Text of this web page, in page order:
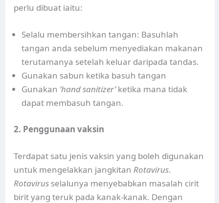
perlu dibuat iaitu:
Selalu membersihkan tangan: Basuhlah
tangan anda sebelum menyediakan makanan
terutamanya setelah keluar daripada tandas.
Gunakan sabun ketika basuh tangan
Gunakan ‘hand sanitizer’ketika mana tidak
dapat membasuh tangan.
2. Penggunaan vaksin
Terdapat satu jenis vaksin yang boleh digunakan
untuk mengelakkan jangkitanRotavirus.
Rotavirus selalunya menyebabkan masalah cirit
birit yang teruk pada kanak-kanak. Dengan